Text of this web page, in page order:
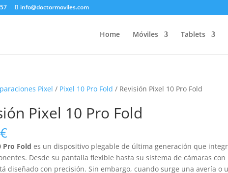
info@doctormoviles.com
Home Móviles Tablets
Pixel / Pixel 10 Pro Fold / Revisión Pixel 10 Pro Fold
Pixel 10 Pro Fold
€
Pro Fold es un dispositivo plegable de última generación que
Desde su pantalla flexible hasta su sistema de cámaras
diseñado con precisión. Sin embargo, cuando surge una avería o